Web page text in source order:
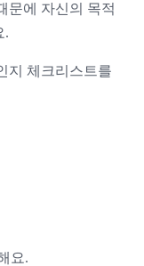
문에 자신의 목적
.
지 체크리스트를
요.